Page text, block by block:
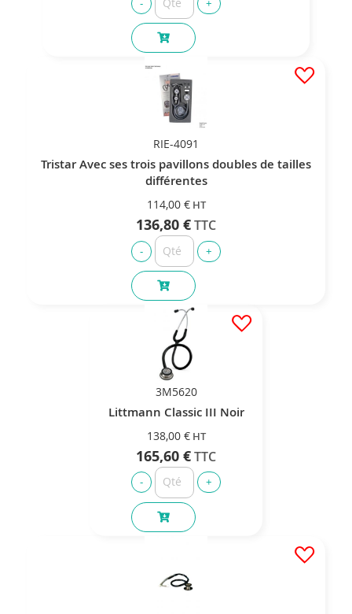
RIE-4091
Tristar Avec ses trois pavillons doubles de tailles
différentes
114,00 €
136,80 €
3M5620
Littmann Classic III Noir
138,00 €
165,60 €